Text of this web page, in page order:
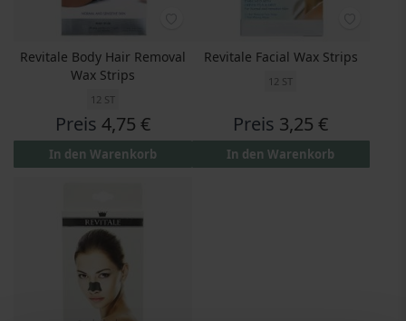
Revitale Body Hair Removal
Wax Strips
12 ST
Preis 4,75 €
In den Warenkorb
Revitale Facial Wax Strips
12 ST
Preis 3,25 €
In den Warenkorb